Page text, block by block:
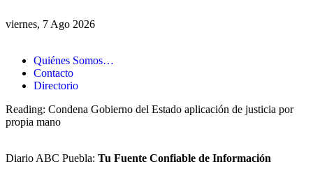
viernes, 7 Ago 2026
Quiénes Somos…
Contacto
Directorio
Reading: Condena Gobierno del Estado aplicación de justicia por
propia mano
Diario ABC Puebla: Tu Fuente Confiable de Información